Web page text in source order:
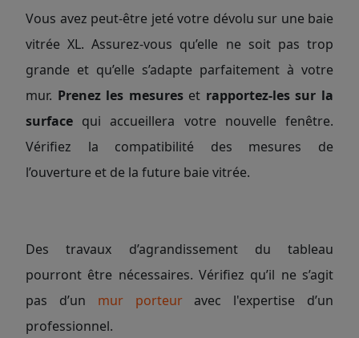
Vous avez peut-être jeté votre dévolu sur une baie
vitrée XL. Assurez-vous qu’elle ne soit pas trop
grande et qu’elle s’adapte parfaitement à votre
mur. Prenez les mesures et rapportez-les sur la
surface qui accueillera votre nouvelle fenêtre.
Vérifiez la compatibilité des mesures de
l’ouverture et de la future baie vitrée.
Des travaux d’agrandissement du tableau
pourront être nécessaires. Vérifiez qu’il ne s’agit
pas d’un mur porteuravec l'expertise d’un
professionnel.